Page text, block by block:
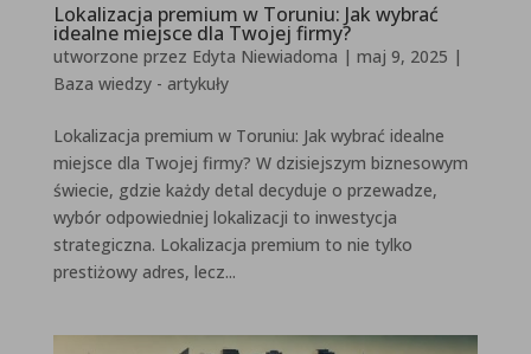
Lokalizacja premium w Toruniu: Jak wybrać
idealne miejsce dla Twojej firmy?
utworzone przez Edyta Niewiadoma | maj 9, 2025 |
Baza wiedzy - artykuły
Lokalizacja premium w Toruniu: Jak wybrać idealne
miejsce dla Twojej firmy? W dzisiejszym biznesowym
świecie, gdzie każdy detal decyduje o przewadze,
wybór odpowiedniej lokalizacji to inwestycja
strategiczna. Lokalizacja premium to nie tylko
prestiżowy adres, lecz...